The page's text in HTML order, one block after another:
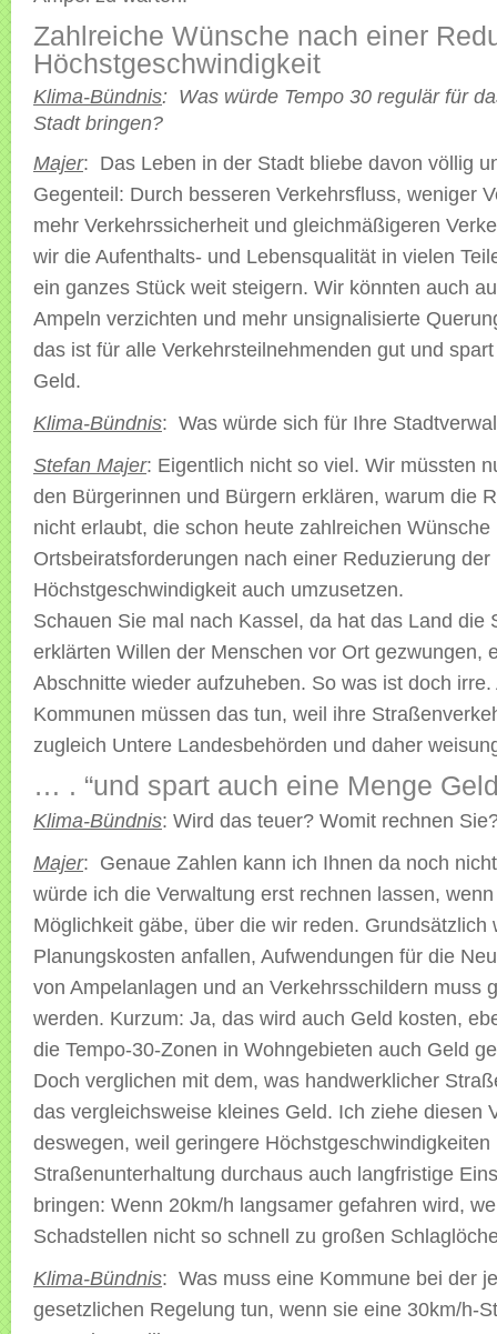
Zahlreiche Wünsche nach einer
Höchstgeschwindigkeit
Klima-Bündnis: Was würde Tempo 30 regulär für
Stadt bringen?
Majer: Das Leben in der Stadt bliebe davon völlig
Gegenteil: Durch besseren Verkehrsfluss, weniger
mehr Verkehrssicherheit und gleichmäßigeren
wir die Aufenthalts- und Lebensqualität in vielen
ein ganzes Stück weit steigern. Wir könnten auch
Ampeln verzichten und mehr unsignalisierte
das ist für alle Verkehrsteilnehmenden gut und
Geld.
Klima-Bündnis: Was würde sich für Ihre
Stefan Majer: Eigentlich nicht so viel. Wir müssten
den Bürgerinnen und Bürgern erklären, warum die
nicht erlaubt, die schon heute zahlreichen Wünsche
Ortsbeiratsforderungen nach einer Reduzierung der
Höchstgeschwindigkeit auch umzusetzen.
Schauen Sie mal nach Kassel, da hat das Land die
erklärten Willen der Menschen vor Ort gezwungen,
Abschnitte wieder aufzuheben. So was ist doch irre.
Kommunen müssen das tun, weil ihre
zugleich Untere Landesbehörden und daher
… . “und spart auch eine Menge
Klima-Bündnis: Wird das teuer? Womit rechnen
Majer: Genaue Zahlen kann ich Ihnen da noch
würde ich die Verwaltung erst rechnen lassen,
Möglichkeit gäbe, über die wir reden. Grundsätzlich
Planungskosten anfallen, Aufwendungen für die
von Ampelanlagen und an Verkehrsschildern muss
werden. Kurzum: Ja, das wird auch Geld kosten,
die Tempo-30-Zonen in Wohngebieten auch Geld
Doch verglichen mit dem, was handwerklicher
das vergleichsweise kleines Geld. Ich ziehe diesen
deswegen, weil geringere Höchstgeschwindigkeiten
Straßenunterhaltung durchaus auch langfristige
bringen: Wenn 20km/h langsamer gefahren wird,
Schadstellen nicht so schnell zu großen
Klima-Bündnis: Was muss eine Kommune bei der
gesetzlichen Regelung tun, wenn sie eine 30km/h-